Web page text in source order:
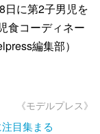
日に第2子男児を
食コーディネー
編集部）
《モデルプレス》
目集まる